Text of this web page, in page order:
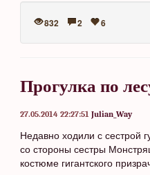
832 2 6
Прогулка по
27.05.2014 22:27:51 Julian_Way
Недавно ходили с сестрой
со стороны сестры
костюме гигантского